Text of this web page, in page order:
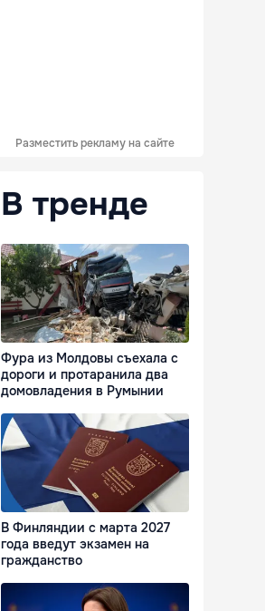
Разместить рекламу на сайте
В тренде
Фура из Молдовы съехала с
дороги и протаранила два
домовладения в Румынии
В Финляндии с марта 2027
года введут экзамен на
гражданство